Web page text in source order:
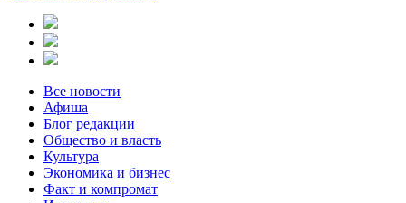
Все новости
Афиша
Блог редакции
Общество и власть
Культура
Экономика и бизнес
Факт и компромат